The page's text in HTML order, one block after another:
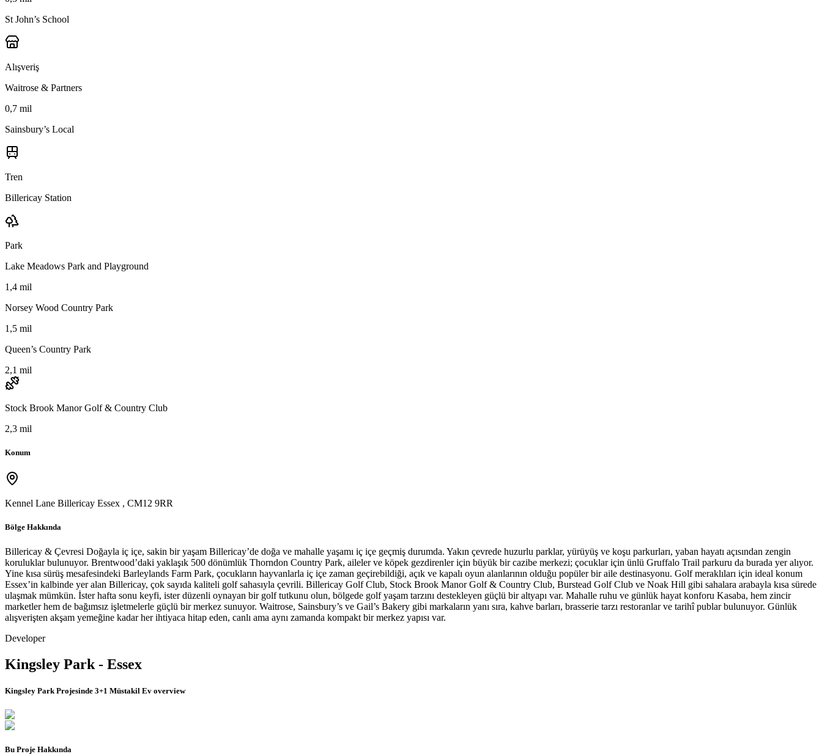
St John’s School
Alışveriş
Waitrose & Partners
0,7 mil
Sainsbury’s Local
Tren
Billericay Station
Park
Lake Meadows Park and Playground
1,4 mil
Norsey Wood Country Park
1,5 mil
Queen’s Country Park
2,1 mil
Stock Brook Manor Golf & Country Club
2,3 mil
Konum
Kennel Lane Billericay Essex , CM12 9RR
Bölge Hakkında
Billericay & Çevresi Doğayla iç içe, sakin bir yaşam Billericay’de doğa ve mahalle yaşamı iç içe geçmiş durumda. Yakın çevrede huzurlu parklar, yürüyüş ve koşu parkurları, yaban hayatı açısından zengin
koruluklar bulunuyor. Brentwood’daki yaklaşık 500 dönümlük Thorndon Country Park, aileler ve köpek gezdirenler için büyük bir cazibe merkezi; çocuklar için ünlü Gruffalo Trail parkuru da burada yer alıyor.
Yine kısa sürüş mesafesindeki Barleylands Farm Park, çocukların hayvanlarla iç içe zaman geçirebildiği, açık ve kapalı oyun alanlarının olduğu popüler bir aile destinasyonu. Golf meraklıları için ideal konum
Essex’in kalbinde yer alan Billericay, çok sayıda kaliteli golf sahasıyla çevrili. Billericay Golf Club, Stock Brook Manor Golf & Country Club, Burstead Golf Club ve Noak Hill gibi sahalara arabayla kısa sürede
ulaşmak mümkün. İster hafta sonu keyfi, ister düzenli oynayan bir golf tutkunu olun, bölgede golf yaşam tarzını destekleyen güçlü bir altyapı var. Mahalle ruhu ve günlük hayat konforu Kasaba, hem zincir
marketler hem de bağımsız işletmelerle güçlü bir merkez sunuyor. Waitrose, Sainsbury’s ve Gail’s Bakery gibi markaların yanı sıra, kahve barları, brasserie tarzı restoranlar ve tarihî publar bulunuyor. Günlük
alışverişten akşam yemeğine kadar her ihtiyaca hitap eden, canlı ama aynı zamanda kompakt bir merkez yapısı var.
Developer
Kingsley Park - Essex
Kingsley Park Projesinde 3+1 Müstakil Ev overview
Bu Proje Hakkında